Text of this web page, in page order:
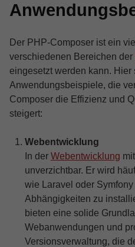
Der PHP-Composer ist ein
verschiedenen Bereichen der
eingesetzt werden kann. Hier
Anwendungsbeispiele, die
Composer die Effizienz und
steigert:
Webentwicklung
In der Webentwicklung
unverzichtbar. Er wird
wie Laravel oder
Abhängigkeiten zu
bieten eine solide
Webanwendungen und
Versionsverwaltung, die